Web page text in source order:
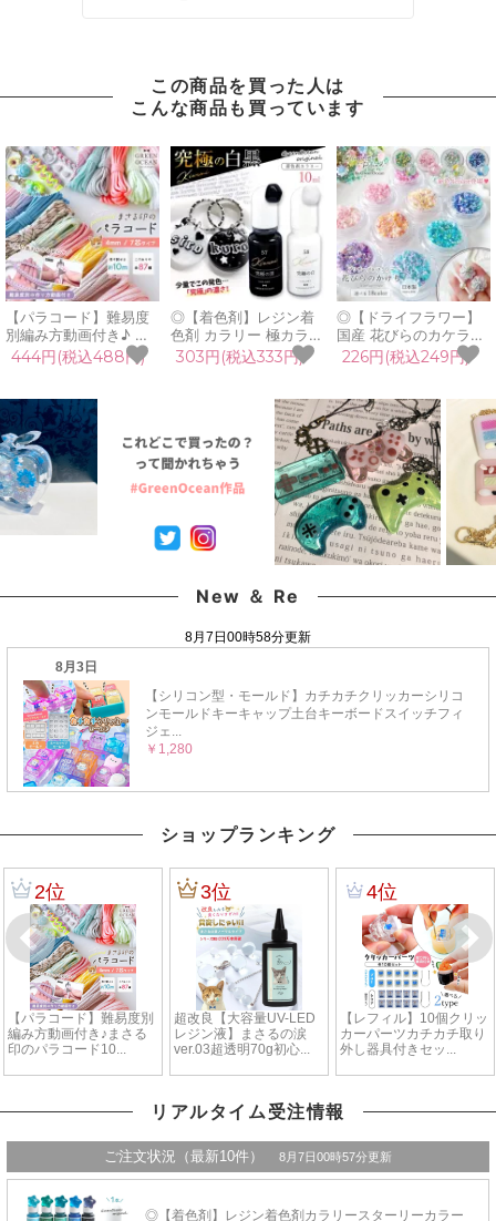
この商品を買った人は
こんな商品も買っています
【パラコード】難易度
別編み方動画付き♪ ま
さる印のパラコード
10m 7m 4mm 7芯 カラ
り方 説明書付 ストラッ
プ キーホルダー 手芸
ハンドメイド 《選べる
87種》
444円(税込488円)
◎【着色剤】レジン着
色剤 カラリー 極カラー
究極の白黒 単品 レジン
着色料 不透明カラー ミ
発色 手芸 クラフト
GreenOceanオリジナ
ル♪《選べる2色》
303円(税込333円)
◎【ドライフラワー】
国産 花びらのカケラ
MIX プリザーブドフラ
ワー レジン封入素材 封
本物 欠片 少量
GreenOceanオリジナ
ルブレンド♪《選べる
18色》
226円(税込249円)
New ＆ Re
ショップランキング
リアルタイム受注情報